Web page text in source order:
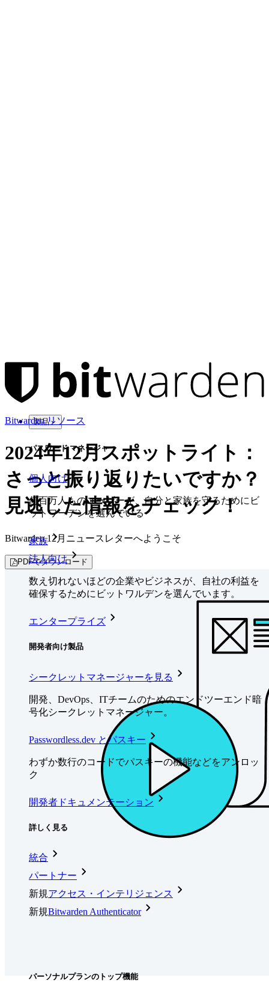
製品
パスワード マネージャー
個人向け
何百万人ものユーザーが、自分と家族を守るためにビ
ットワーデンを選んでいる
家族
法人向け
数え切れないほどの企業やビジネスが、自社の利益を
確保するためにビットワルデンを選んでいます。
エンタープライズ
開発者向け製品
シークレットマネージャーを見る
開発、DevOps、ITチームのためのエンドツーエンド暗
号化シークレットマネージャー。
Passwordless.dev とパスキー
わずか数行のコードでパスキーの機能などをアンロッ
ク
開発者ドキュメンテーション
詳しく見る
統合
パートナー
新規アクセス・インテリジェンス
新規Bitwarden Authenticator
パーソナルプランのトップ機能
Bitwarden リソース
2024年12月スポットライト：
さっと振り返りたいですか？
見逃した情報をチェック！
Bitwarden 12月ニュースレターへようこそ
PDFでダウンロード